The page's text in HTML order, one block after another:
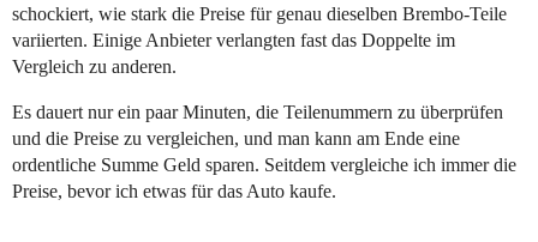
schockiert, wie stark die Preise für genau dieselben Brembo-Teile
variierten. Einige Anbieter verlangten fast das Doppelte im
Vergleich zu anderen.
Es dauert nur ein paar Minuten, die Teilenummern zu überprüfen
und die Preise zu vergleichen, und man kann am Ende eine
ordentliche Summe Geld sparen. Seitdem vergleiche ich immer die
Preise, bevor ich etwas für das Auto kaufe.